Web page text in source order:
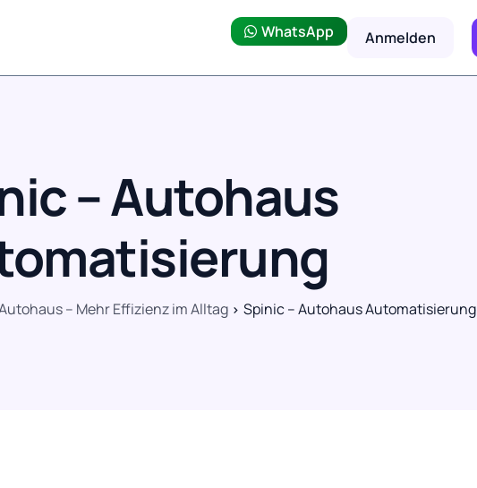
WhatsApp Anmelden
– Autohaus
– Mehr Effizienz im Alltag Spinic – Autohaus Automatisierung